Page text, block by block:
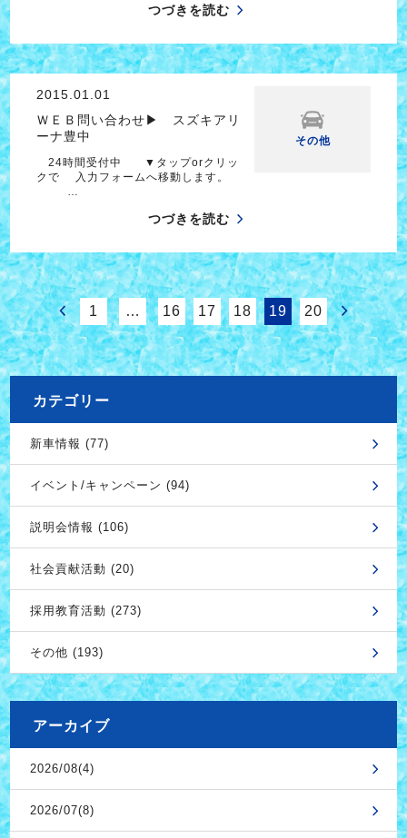
つづきを読む
2015.01.01
ＷＥＢ問い合わせ▶ スズキアリ
ーナ豊中
24時間受付中 ▼タップorクリッ
クで 入力フォームへ移動します。
…
つづきを読む
その他
1 … 16 17 18 19 20
カテゴリー
新車情報 (77)
イベント/キャンペーン (94)
説明会情報 (106)
社会貢献活動 (20)
採用教育活動 (273)
その他 (193)
アーカイブ
2026/08(4)
2026/07(8)